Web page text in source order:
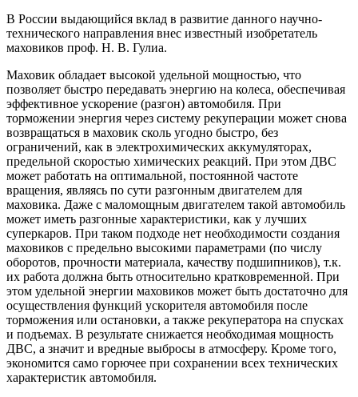
В России выдающийся вклад в развитие данного научно-
технического направления внес известный изобретатель
маховиков проф. Н. В. Гулиа.
Маховик обладает высокой удельной мощностью, что
позволяет быстро передавать энергию на колеса, обеспечивая
эффективное ускорение (разгон) автомобиля. При
торможении энергия через систему рекуперации может снова
возвращаться в маховик сколь угодно быстро, без
ограничений, как в электрохимических аккумуляторах,
предельной скоростью химических реакций. При этом ДВС
может работать на оптимальной, постоянной частоте
вращения, являясь по сути разгонным двигателем для
маховика. Даже с маломощным двигателем такой автомобиль
может иметь разгонные характеристики, как у лучших
суперкаров. При таком подходе нет необходимости создания
маховиков с предельно высокими параметрами (по числу
оборотов, прочности материала, качеству подшипников), т.к.
их работа должна быть относительно кратковременной. При
этом удельной энергии маховиков может быть достаточно для
осуществления функций ускорителя автомобиля после
торможения или остановки, а также рекуператора на спусках
и подъемах. В результате снижается необходимая мощность
ДВС, а значит и вредные выбросы в атмосферу. Кроме того,
экономится само горючее при сохранении всех технических
характеристик автомобиля.